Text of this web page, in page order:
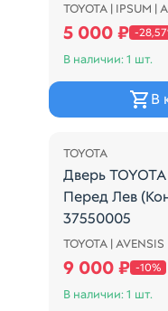
COLOR - 202
TOYOTA | IPSUM |
5 000 ₽ -
В наличии: 1 шт.
В
Распродажа
TOYOTA
Дверь
Перед Лев
37550005
TOYOTA |
9 000 ₽ -10%
В наличии: 1 шт.